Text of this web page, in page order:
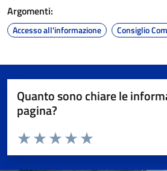
Argomenti:
Accesso all'informazione Consiglio
Quanto sono chiare le
pagina?
Valuta da 1 a 5 stelle la pagina
Valuta 5 stelle su 5
Valuta 4 stelle su 5
Valuta 3 stelle su 5
Valuta 2 stelle su 5
Valuta 1 stelle su 5